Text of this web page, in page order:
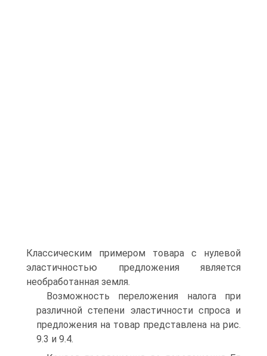
Классическим примером товара с нулевой
эластичностью предложения является
необработанная земля.
Возможность переложения налога при
различной степени эластичности спроса и
предложения на товар представлена на рис.
9.3 и 9.4.